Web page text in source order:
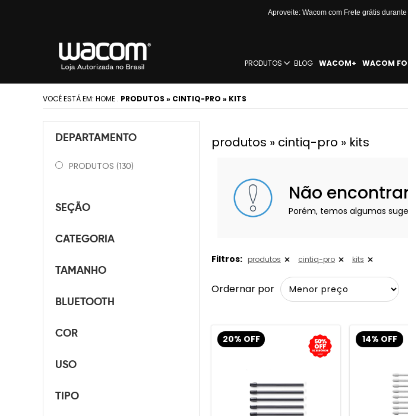
Aproveite: Wacom com Frete grátis
PRODUTOS BLOG WACOM+ WACOM
VOCÊ ESTÁ EM: HOME . PRODUTOS » CINTIQ-PRO » KITS
DEPARTAMENTO
PRODUTOS (130)
SEÇÃO
CATEGORIA
TAMANHO
BLUETOOTH
COR
USO
TIPO
produtos » cintiq-pro » kits
Não
Porém, temos algumas
Filtros: produtos cintiq-pro kits
Ordernar por
20% OFF 14% OFF